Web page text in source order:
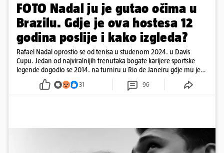
FOTO Nadal ju je gutao očima u
Brazilu. Gdje je ova hostesa 12
godina poslije i kako izgleda?
Rafael Nadal oprostio se od tenisa u studenom 2024. u Davis
Cupu. Jedan od najviralnijih trenutaka bogate karijere sportske
legende dogodio se 2014. na turniru u Rio de Janeiru gdje mu je
pažnju odvlačila ljepotica iza klupe
31 96